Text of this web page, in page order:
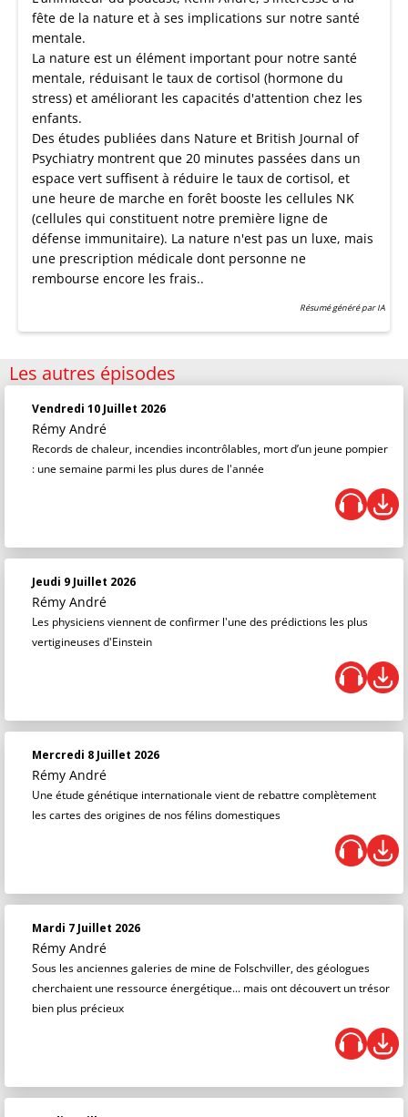
fête de la nature et à ses implications sur notre santé
mentale.
La nature est un élément important pour notre santé
mentale, réduisant le taux de cortisol (hormone du
stress) et améliorant les capacités d'attention chez les
enfants.
Des études publiées dans Nature et British Journal of
Psychiatry montrent que 20 minutes passées dans un
espace vert suffisent à réduire le taux de cortisol, et
une heure de marche en forêt booste les cellules NK
(cellules qui constituent notre première ligne de
défense immunitaire). La nature n'est pas un luxe, mais
une prescription médicale dont personne ne
rembourse encore les frais..
Résumé généré par IA
Les autres épisodes
Vendredi 10 Juillet 2026
Rémy André
Records de chaleur, incendies incontrôlables, mort d’un jeune pompier
: une semaine parmi les plus dures de l'année
Jeudi 9 Juillet 2026
Rémy André
Les physiciens viennent de confirmer l'une des prédictions les plus
vertigineuses d'Einstein
Mercredi 8 Juillet 2026
Rémy André
Une étude génétique internationale vient de rebattre complètement
les cartes des origines de nos félins domestiques
Mardi 7 Juillet 2026
Rémy André
Sous les anciennes galeries de mine de Folschviller, des géologues
cherchaient une ressource énergétique... mais ont découvert un trésor
bien plus précieux